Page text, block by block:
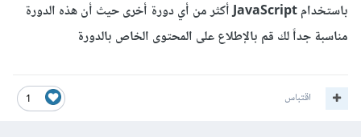
باستخدام JavaScript أكثر من أي دورة أخرى حيث أن هذه الدورة
مناسبة جداً لك قم بالإطلاع على المحتوى الخاص بالدورة
1 اقتباس